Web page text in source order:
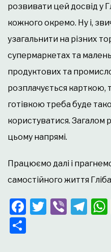
розвивати цей досвід у
кожного окремо. Ну і,
узагальнити на різних
супермаркетах та
продуктових та
розплачується карткою,
готівкою треба буде
користуватися.
цьому напрямі.
Працюємо далі і
самостійного життя
Facebook
Twitter
Viber